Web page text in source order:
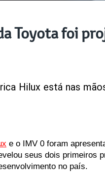
Toyota foi
Hilux está nas
e o IMV 0 foram
seus dois primeiros
no país.